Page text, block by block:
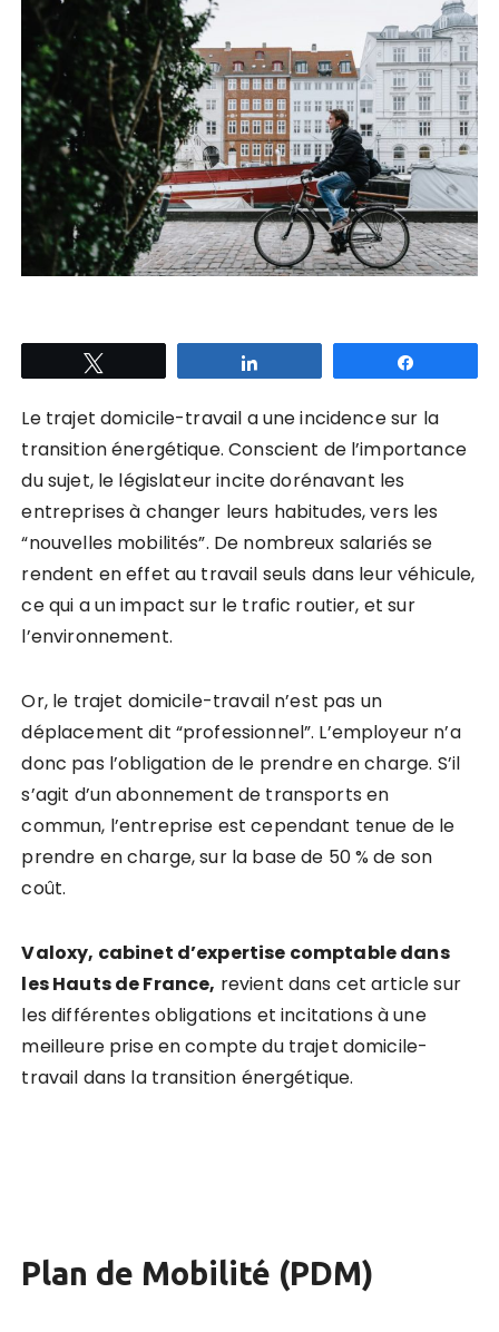
Le trajet domicile-travail a une incidence sur la
transition énergétique. Conscient de l’importance
du sujet, le législateur incite dorénavant les
entreprises à changer leurs habitudes, vers les
“nouvelles mobilités”. De nombreux salariés se
rendent en effet au travail seuls dans leur véhicule,
ce qui a un impact sur le trafic routier, et sur
l’environnement.
Or, le trajet domicile-travail n’est pas un
déplacement dit “professionnel”. L’employeur n’a
donc pas l’obligation de le prendre en charge. S’il
s’agit d’un abonnement de transports en
commun, l’entreprise est cependant tenue de le
prendre en charge, sur la base de 50 % de son
coût.
Valoxy, cabinet d’expertise comptable dans
les Hauts de France, revient dans cet article sur
les différentes obligations et incitations à une
meilleure prise en compte du trajet domicile-
travail dans la transition énergétique.
Plan de Mobilité (PDM)